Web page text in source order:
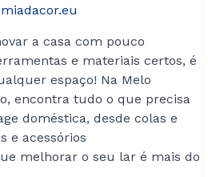
a casa com pouco
e materiais certos, é
espaço! Na Melo
encontra tudo o que precisa
doméstica, desde colas e
e acessórios
melhorar o seu lar é mais do